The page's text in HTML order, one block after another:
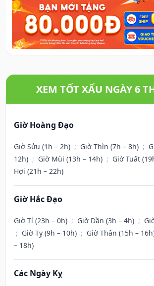
XEM TỐT XẤU NGÀY 6
Giờ Hoàng Đạo
Giờ Sửu (1h – 2h) ; Giờ Thìn (7h – 8h) ;
12h) ; Giờ Mùi (13h – 14h) ; Giờ Tuất
Hợi (21h – 22h)
Giờ Hắc Đạo
Giờ Tí (23h – 0h) ; Giờ Dần (3h – 4h) ;
; Giờ Tỵ (9h – 10h) ; Giờ Thân (15h –
– 18h)
Các Ngày Kỵ